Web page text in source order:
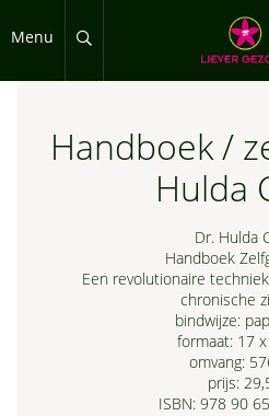
Menu
Handboek /
Hulda
Dr. Hulda
Handboek
Een revolutionaire
chronische
bindwijze:
formaat: 17
omvang:
prijs:
ISBN: 978 90